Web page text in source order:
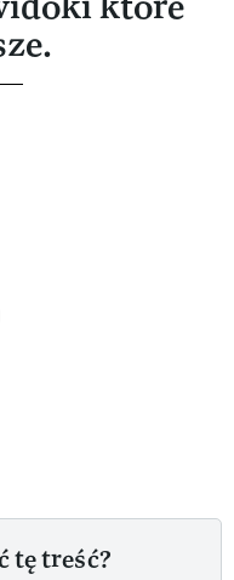
tę treść?